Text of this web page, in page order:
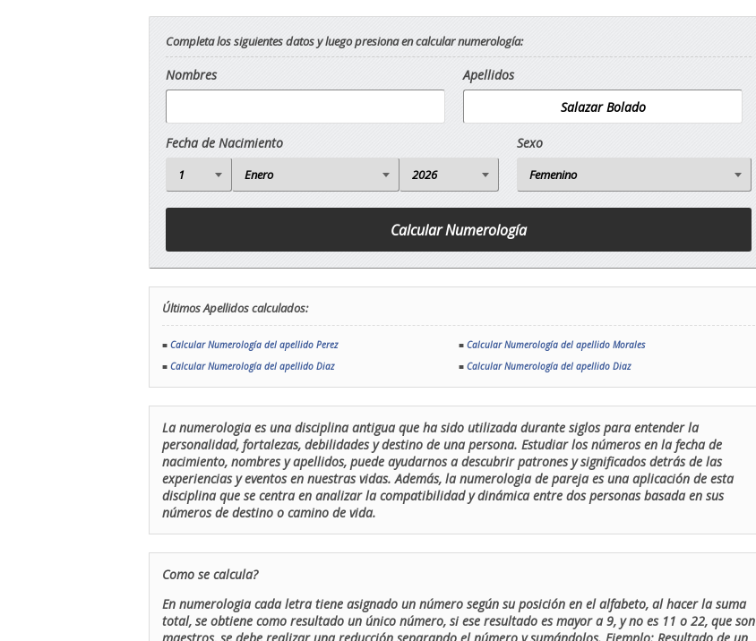
Completa los siguientes datos y luego presiona en calcular numerología:
Nombres Apellidos
Fecha de Nacimiento Sexo
Últimos Apellidos calculados:
■ Calcular Numerología del apellido Perez ■ Calcular Numerología del apellido Morales
■ Calcular Numerología del apellido Diaz ■ Calcular Numerología del apellido Diaz
La numerologia es una disciplina antigua que ha sido utilizada durante siglos para entender la
personalidad, fortalezas, debilidades y destino de una persona. Estudiar los números en la fecha de
nacimiento, nombres y apellidos, puede ayudarnos a descubrir patrones y significados detrás de las
experiencias y eventos en nuestras vidas. Además, la numerologia de pareja es una aplicación de esta
disciplina que se centra en analizar la compatibilidad y dinámica entre dos personas basada en sus
números de destino o camino de vida.
Como se calcula?
En numerologia cada letra tiene asignado un número según su posición en el alfabeto, al hacer la suma
total, se obtiene como resultado un único número, si ese resultado es mayor a 9, y no es 11 o 22, que son